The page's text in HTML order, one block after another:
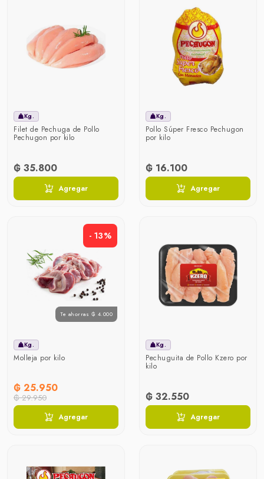
Kg.
Filet de Pechuga de Pollo
Pechugon por kilo
₲ 35.800
Agregar
Kg.
Pollo Súper Fresco Pechugon
por kilo
₲ 16.100
Agregar
Te ahorras ₲ 4.000
- 13%
Kg.
Molleja por kilo
₲ 25.950
₲ 29.950
Agregar
Kg.
Pechuguita de Pollo Kzero por
kilo
₲ 32.550
Agregar